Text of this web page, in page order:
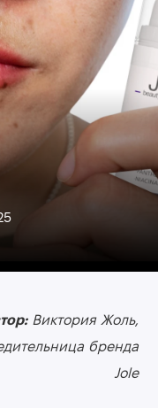
Виктория Жоль,
бренда
Jole